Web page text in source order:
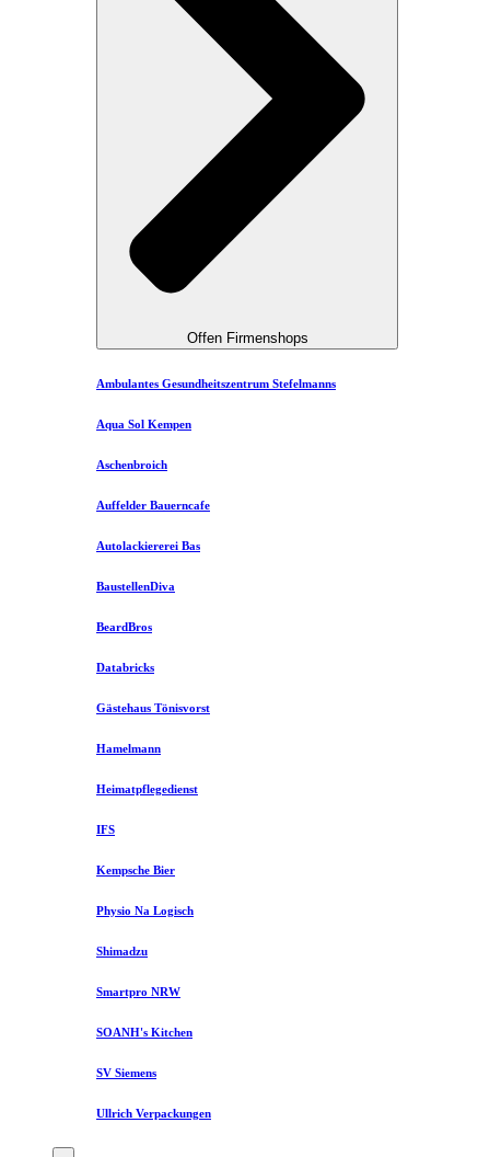
Offen Firmenshops
Ambulantes Gesundheitszentrum Stefelmanns
Aqua Sol Kempen
Aschenbroich
Auffelder Bauerncafe
Autolackiererei Bas
BaustellenDiva
BeardBros
Databricks
Gästehaus Tönisvorst
Hamelmann
Heimatpflegedienst
IFS
Kempsche Bier
Physio Na Logisch
Shimadzu
Smartpro NRW
SOANH's Kitchen
SV Siemens
Ullrich Verpackungen